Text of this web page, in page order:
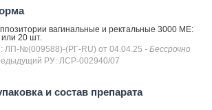
вагинальные и ректальные 3000 МЕ:
или 20 шт.
ЛП-№(009588)-(РГ-RU) от 04.04.25 - Бессрочно
РУ: ЛСР-002940/07
и состав препарата